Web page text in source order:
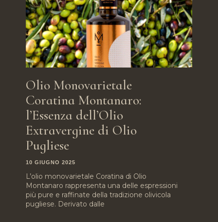
Olio Monovarietale
Coratina Montanaro:
l’Essenza dell’Olio
Extravergine di Olio
Pugliese
10 GIUGNO 2025
L’olio monovarietale Coratina di Olio
Montanaro rappresenta una delle espressioni
più pure e raffinate della tradizione olivicola
pugliese. Derivato dalle